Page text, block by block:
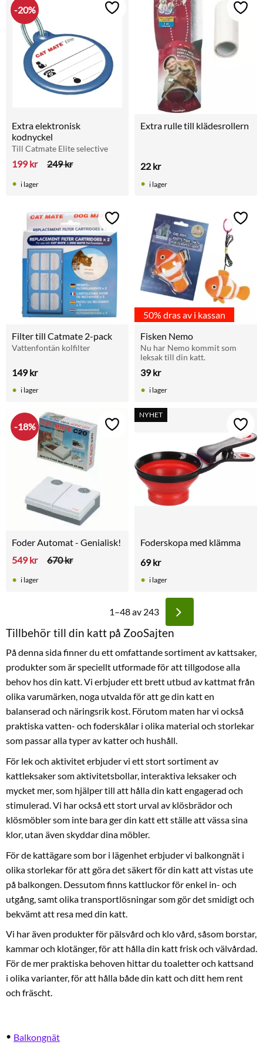
Extra elektronisk
kodnyckel
Till Catmate Elite selective
199kr 249kr
20% Lägg till i favoriter
i lager
Extra rulle till klädesrollern
22 kr
Lägg
i lager
Filter till Catmate 2-pack
Vattenfontän kolfilter
149kr
Lägg till i favoriter
i lager
50% dras av i kassan
Fisken Nemo
Nu har Nemo kommit som
leksak till din katt.
39kr
Lägg
i lager
Foder Automat - Genialisk!
549kr 670kr
18% Lägg till i favoriter
i lager
Foderskopa med klämma
69kr
NYHET
Lägg
i lager
1–48av 243
Tillbehör till din katt på ZooSajten
På denna sida finner du ett omfattande sortiment av kattsaker,
produkter som är speciellt utformade för att tillgodose alla
behov hos din katt. Vi erbjuder ett brett utbud av kattmat från
olika varumärken, noga utvalda för att ge din katt en
balanserad och näringsrik kost. Förutom maten har vi också
praktiska vatten- och foderskålar i olika material och storlekar
som passar alla typer av katter och hushåll.
För lek och aktivitet erbjuder vi ett stort sortiment av
kattleksaker som aktivitetsbollar, interaktiva leksaker och
mycket mer, som hjälper till att hålla din katt engagerad och
stimulerad. Vi har också ett stort urval av klösbrädor och
klösmöbler som inte bara ger din katt ett ställe att vässa sina
klor, utan även skyddar dina möbler.
För de kattägare som bor i lägenhet erbjuder vi balkongnät i
olika storlekar för att göra det säkert för din katt att vistas ute
på balkongen. Dessutom finns kattluckor för enkel in- och
utgång, samt olika transportlösningar som gör det smidigt och
bekvämt att resa med din katt.
Vi har även produkter för pälsvård och klo vård, såsom borstar,
kammar och klotänger, för att hålla din katt frisk och välvårdad.
För de mer praktiska behoven hittar du toaletter och kattsand
i olika varianter, för att hålla både din katt och ditt hem rent
och fräscht.
Balkongnät